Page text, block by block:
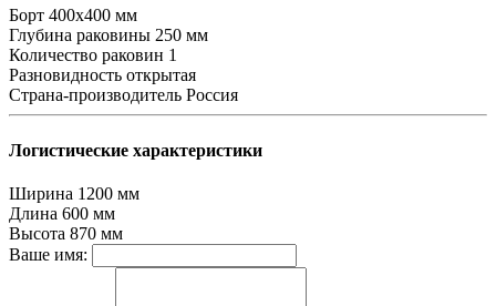
Борт 400х400 мм
Глубина раковины 250 мм
Количество раковин 1
Разновидность открытая
Страна-производитель Россия
Логистические характеристики
Ширина 1200 мм
Длина 600 мм
Высота 870 мм
Ваше имя: